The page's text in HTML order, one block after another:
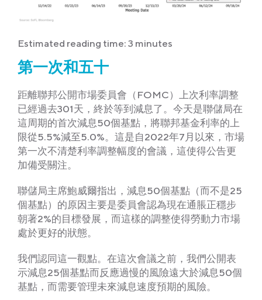
Estimated reading time: 3 minutes
第一次和五十
距離聯邦公開市場委員會（FOMC）上次利率調整
已經過去301天，終於等到減息了。今天是聯儲局在
這周期的首次減息50個基點，將聯邦基金利率的上
限從5.5%減至5.0%。這是自2022年7月以來，市場
第一次不清楚利率調整幅度的會議，這使得公告更
加備受關注。
聯儲局主席鮑威爾指出，減息50個基點（而不是25
個基點）的原因主要是委員會認為現在通脹正穩步
朝著2%的目標發展，而這樣的調整使得勞動力市場
處於更好的狀態。
我們認同這一觀點。在這次會議之前，我們公開表
示減息25個基點而反應過慢的風險遠大於減息50個
基點，而需要管理未來減息速度預期的風險。